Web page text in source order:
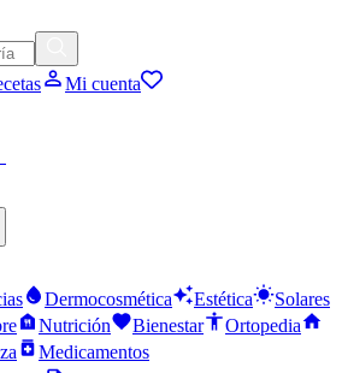
Mi cuenta
Dermocosmética Estética
Solares
Nutrición Bienestar
Ortopedia
Medicamentos